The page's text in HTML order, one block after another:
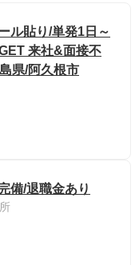
ル貼り/単発1日～
来社&面接不
県/阿久根市
備/退職金あり